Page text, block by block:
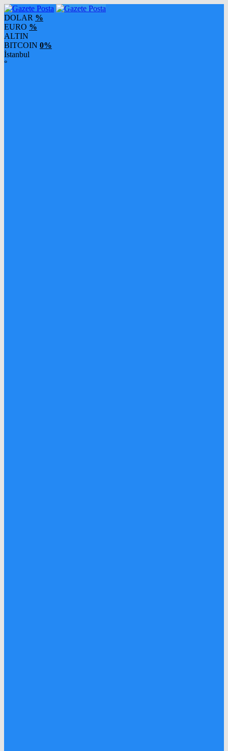
DOLAR %
EURO %
ALTIN
BITCOIN 0%
İstanbul
°